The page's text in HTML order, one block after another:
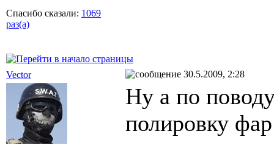
Спасибо сказали: 1069
раз(а)
Vector 30.5.2009, 2:28
Ну а по
полировку